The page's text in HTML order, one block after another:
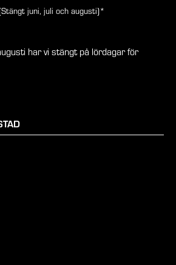
juni, juli och augusti)*
har vi stängt på lördagar för